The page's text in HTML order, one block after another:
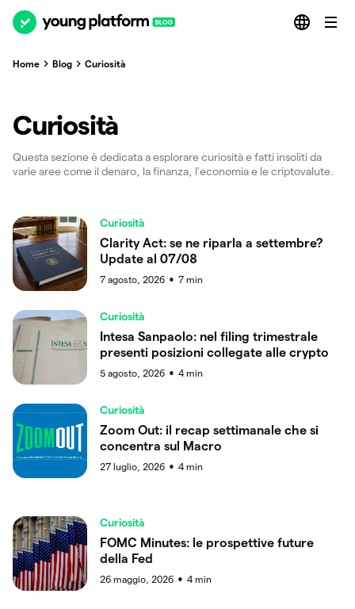
Home Blog Curiosità
Curiosità
Questa sezione è dedicata a esplorare curiosità e fatti insoliti da
varie aree come il denaro, la finanza, l'economia e le criptovalute.
Curiosità
Clarity Act: se ne riparla a settembre?
Update al 07/08
7 agosto, 2026 ● 7 min
Curiosità
Intesa Sanpaolo: nel filing trimestrale
presenti posizioni collegate alle crypto
5 agosto, 2026 ● 4 min
Curiosità
Zoom Out: il recap settimanale che si
concentra sul Macro
27 luglio, 2026 ● 4 min
Curiosità
FOMC Minutes: le prospettive future
della Fed
26 maggio, 2026 ● 4 min